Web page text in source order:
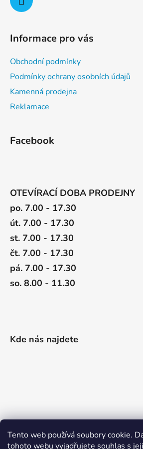
Tento web používá soubory cookie.
tohoto webu vyjadřujete souhlas s
Informace pro vás
Obchodní podmínky
Podmínky ochrany osobních údajů
Kamenná prodejna
Reklamace
Facebook
OTEVÍRACÍ DOBA PRODEJNY
po. 7.00 - 17.30
út. 7.00 - 17.30
st. 7.00 - 17.30
čt. 7.00 - 17.30
pá. 7.00 - 17.30
so. 8.00 - 11.30
Kde nás najdete